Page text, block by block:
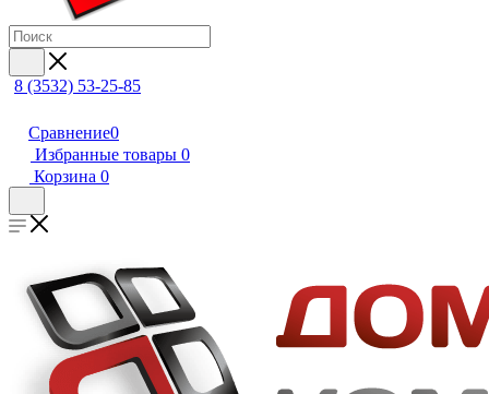
8 (3532) 53-25-85
Сравнение0
Избранные товары 0
Корзина 0